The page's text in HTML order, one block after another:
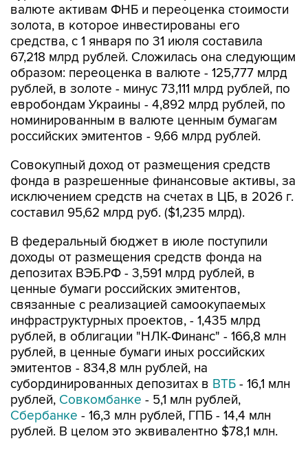
валюте активам ФНБ и переоценка стоимости
золота, в которое инвестированы его
средства, с 1 января по 31 июля составила
67,218 млрд рублей. Сложилась она следующим
образом: переоценка в валюте - 125,777 млрд
рублей, в золоте - минус 73,111 млрд рублей, по
евробондам Украины - 4,892 млрд рублей, по
номинированным в валюте ценным бумагам
российских эмитентов - 9,66 млрд рублей.
Совокупный доход от размещения средств
фонда в разрешенные финансовые активы, за
исключением средств на счетах в ЦБ, в 2026 г.
составил 95,62 млрд руб. ($1,235 млрд).
В федеральный бюджет в июле поступили
доходы от размещения средств фонда на
депозитах ВЭБ.РФ - 3,591 млрд рублей, в
ценные бумаги российских эмитентов,
связанные с реализацией самоокупаемых
инфраструктурных проектов, - 1,435 млрд
рублей, в облигации "НЛК-Финанс" - 166,8 млн
рублей, в ценные бумаги иных российских
эмитентов - 834,8 млн рублей, на
субординированных депозитах в ВТБ - 16,1 млн
рублей, Совкомбанке - 5,1 млн рублей,
Сбербанке - 16,3 млн рублей, ГПБ - 14,4 млн
рублей. В целом это эквивалентно $78,1 млн.